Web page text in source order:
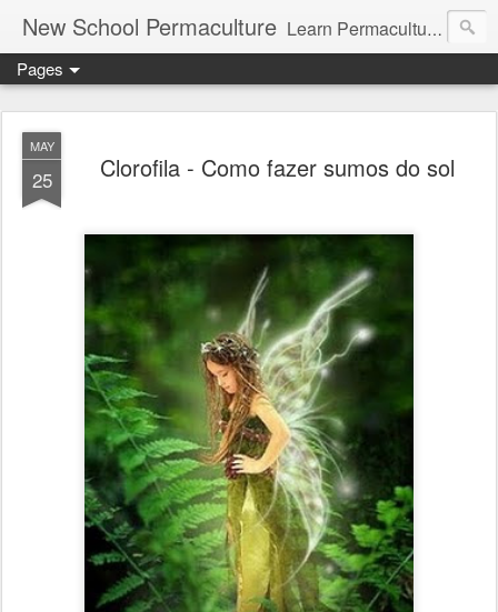
New School Permaculture Learn Permaculture Design Courses in Europe with Helder Valente, one of the original students of Bill Mollison the creator of Permaculture Design.
Pages
MAY
25 Clorofila - Como fazer sumos do sol